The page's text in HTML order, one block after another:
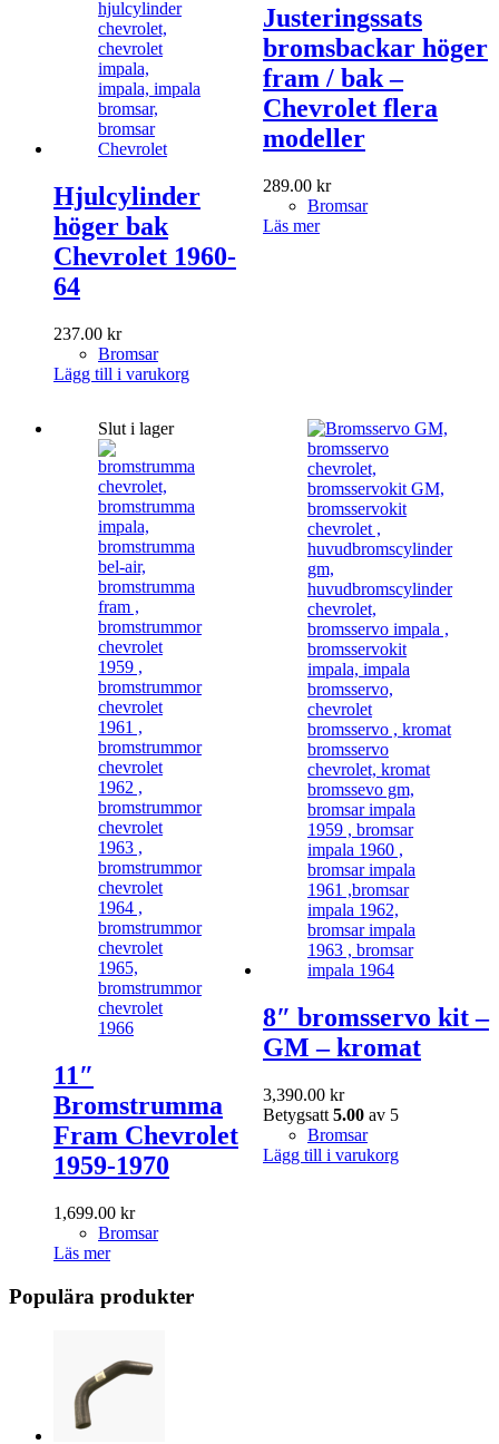
Hjulcylinder
höger bak
Chevrolet 1960-
64
237.00 kr
Bromsar
Lägg till i varukorg
Justeringssats
bromsbackar höger
fram / bak –
Chevrolet flera
modeller
289.00 kr
Bromsar
Läs mer
Slut i lager
11″
Bromstrumma
Fram Chevrolet
1959-1970
1,699.00 kr
Bromsar
Läs mer
8″ bromsservo kit –
GM – kromat
3,390.00 kr
Betygsatt 5.00 av 5
Bromsar
Lägg till i varukorg
Populära produkter